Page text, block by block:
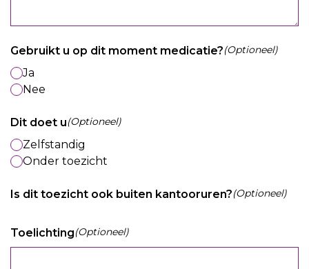
Gebruikt u op dit moment medicatie?(Optioneel)
Ja
Nee
Dit doet u(Optioneel)
Zelfstandig
Onder toezicht
Is dit toezicht ook buiten kantooruren?(Optioneel)
Toelichting(Optioneel)